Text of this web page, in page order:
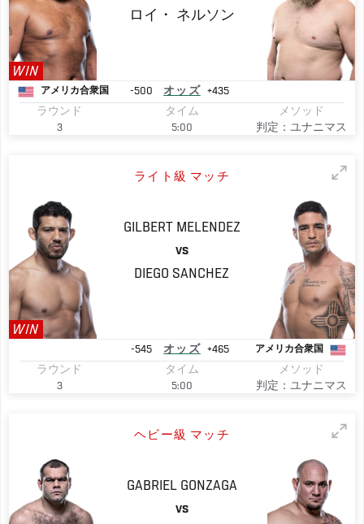
WIN
ロイ・ ネルソン
アメリカ合衆国 -500 オッズ
+435
ラウンド
3
タイム
5:00
メソッド
判定：ユナニマス
ライト級 マッチ
WIN
GILBERT MELENDEZ
VS
DIEGO SANCHEZ
-545 オッズ +465 アメリカ合衆国
ラウンド
3
タイム
5:00
メソッド
判定：ユナニマス
ヘビー級 マッチ
GABRIEL GONZAGA
VS